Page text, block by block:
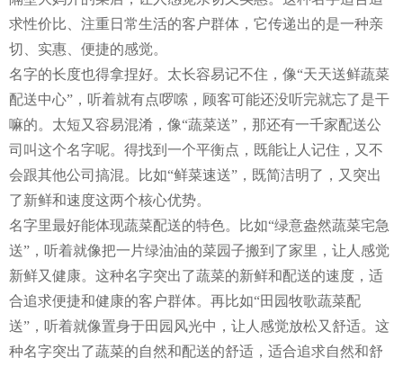
求性价比、注重日常生活的客户群体，它传递出的是一种亲
切、实惠、便捷的感觉。
名字的长度也得拿捏好。太长容易记不住，像“天天送鲜蔬菜
配送中心”，听着就有点啰嗦，顾客可能还没听完就忘了是干
嘛的。太短又容易混淆，像“蔬菜送”，那还有一千家配送公
司叫这个名字呢。得找到一个平衡点，既能让人记住，又不
会跟其他公司搞混。比如“鲜菜速送”，既简洁明了，又突出
了新鲜和速度这两个核心优势。
名字里最好能体现蔬菜配送的特色。比如“绿意盎然蔬菜宅急
送”，听着就像把一片绿油油的菜园子搬到了家里，让人感觉
新鲜又健康。这种名字突出了蔬菜的新鲜和配送的速度，适
合追求便捷和健康的客户群体。再比如“田园牧歌蔬菜配
送”，听着就像置身于田园风光中，让人感觉放松又舒适。这
种名字突出了蔬菜的自然和配送的舒适，适合追求自然和舒